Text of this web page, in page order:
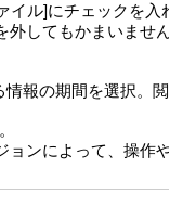
ル]にチェックを入
外してもかまいま
報の期間を選択。
ョンによって、操作